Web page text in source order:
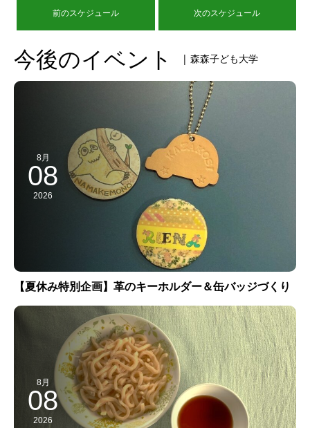
前のスケジュール 次のスケジュール
今後のイベント | 森森子ども大学
8月
08
2026
【夏休み特別企画】革のキーホルダー＆缶バッジづくり
8月
08
2026